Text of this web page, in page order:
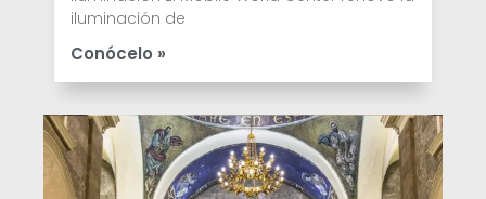
iluminación de
Conócelo »